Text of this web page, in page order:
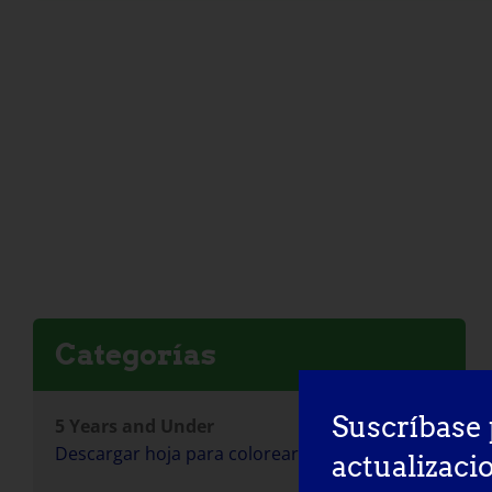
Categorías
5 Years and Under
Descargar hoja para colorear